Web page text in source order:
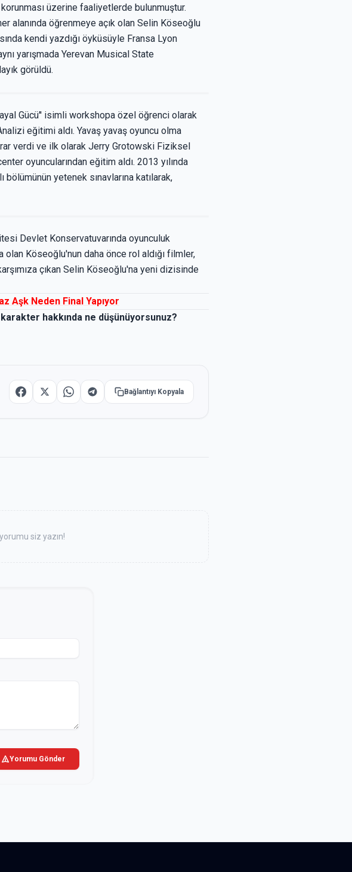
üzerine faaliyetlerde bulunmuştur.
alanında öğrenmeye açık olan Selin Köseoğlu
kendi yazdığı öyküsüyle Fransa Lyon
yarışmada Yerevan Musical State
görüldü.
Gücü'' isimli workshopa özel öğrenci olarak
eğitimi aldı. Yavaş yavaş oyuncu olma
verdi ve ilk olarak Jerry Grotowski Fiziksel
oyuncularından eğitim aldı. 2013 yılında
yetenek sınavlarına katılarak,
Devlet Konservatuvarında oyunculuk
Köseoğlu'nun daha önce rol aldığı filmler,
çıkan Selin Köseoğlu'na yeni dizisinde
Aşk Neden Final Yapıyor
hakkında ne düşünüyorsunuz?
Bağlantıyı Kopyala
siz yazın!
Yorumu Gönder